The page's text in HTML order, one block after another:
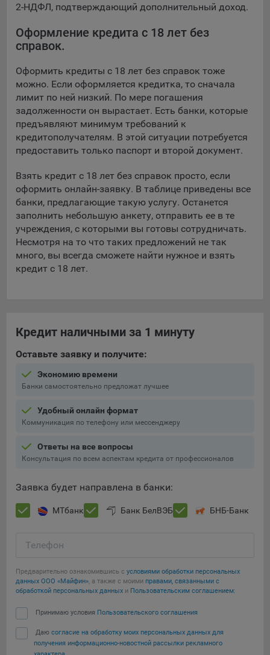
2-НДФЛ, подтверждающий дополнительный доход.
Оформление кредита с 18 лет без
справок.
Оформить кредиты с 18 лет без справок тоже
можно. Если оформляется кредитка, то сначала
лимит по ней низкий. По мере погашения
задолженности он вырастает. Есть банки, которые
предъявляют минимум требований к
кредитополучателям. В этой ситуации потребуется
предоставить только паспорт и второй документ.
Взять кредит с 18 лет без справок просто, если
оформить онлайн-заявку. В таблице приведены все
банки, предлагающие такую услугу. Останется
заполнить небольшую анкету, отправить ее в те
учреждения, с которыми вы готовы сотрудничать.
Несмотря на то что таких предложений не так
много, вы всегда сможете найти нужное и взять
кредит с 18 лет.
Кредит наличными за 1 минуту
Оставьте заявку и получите:
Экономию времени
Банки самостоятельно предложат лучшее
Удобный онлайн формат
Коммуникация по телефону или мессенджеру
Ответы на все вопросы
Консультация по всем аспектам кредита от профессионалов
Заявка будет направлена в банки:
МТбанк Банк БелВЭБ БНБ-Банк
Телефон
Предварительно ознакомившись с условиями обработки персональных
данных ООО «Майфин», а также с моими правами, связанными с
обработкой персональных данных и Пользовательским соглашением:
Принимаю условия Пользовательского соглашения
Даю согласие на обработку моих персональных данных для
получения информационно-новостной рассылки рекламного